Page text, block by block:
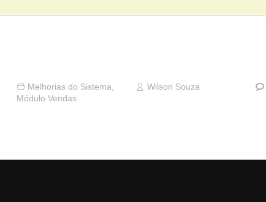
Melhorias do Sistema,
Módulo Vendas
Wilson Souza